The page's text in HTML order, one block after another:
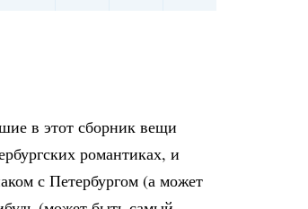
в этот сборник вещи
романтиках, и
с Петербургом (а может